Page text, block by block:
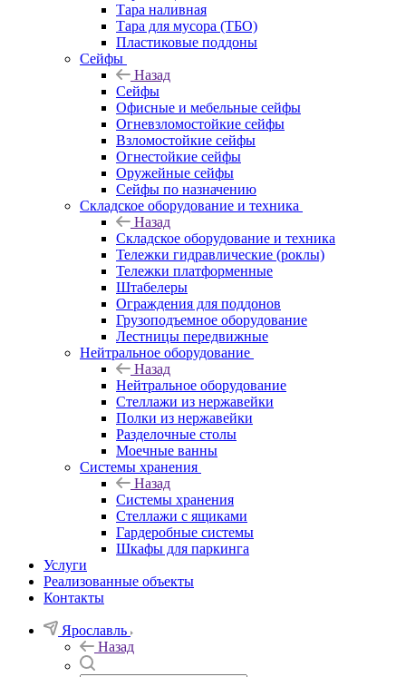
Тара наливная
Тара для мусора (ТБО)
Пластиковые поддоны
Сейфы
Назад
Сейфы
Офисные и мебельные сейфы
Огневзломостойкие сейфы
Взломостойкие сейфы
Огнестойкие сейфы
Оружейные сейфы
Сейфы по назначению
Складское оборудование и техника
Назад
Складское оборудование и техника
Тележки гидравлические (роклы)
Тележки платформенные
Штабелеры
Ограждения для поддонов
Грузоподъемное оборудование
Лестницы передвижные
Нейтральное оборудование
Назад
Нейтральное оборудование
Стеллажи из нержавейки
Полки из нержавейки
Разделочные столы
Моечные ванны
Системы хранения
Назад
Системы хранения
Стеллажи с ящиками
Гардеробные системы
Шкафы для паркинга
Услуги
Реализованные объекты
Контакты
Ярославль
Назад